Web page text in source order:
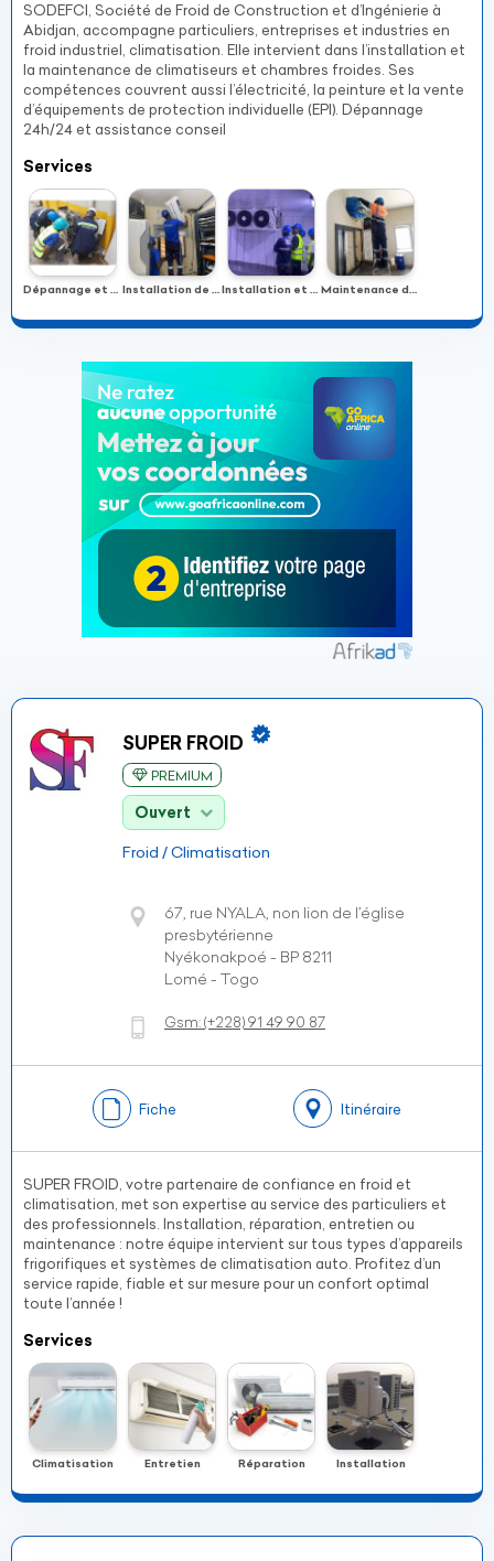
SODEFCI, Société de Froid de Construction et d’Ingénierie à
Abidjan, accompagne particuliers, entreprises et industries en
froid industriel, climatisation. Elle intervient dans l’installation et
la maintenance de climatiseurs et chambres froides. Ses
compétences couvrent aussi l’électricité, la peinture et la vente
d’équipements de protection individuelle (EPI). Dépannage
24h/24 et assistance conseil
Services
Dépannage et entretien de climatiseurs Installation de climatiseurs Installation et maintenance de chambres froides Maintenance de climatiseurs
SUPER FROID
PREMIUM
Ouvert
Froid / Climatisation
67, rue NYALA, non lion de l’église
presbytérienne
Nyékonakpoé - BP 8211
Lomé - Togo
Gsm:(+228)91 49 90 87
Fiche Itinéraire
SUPER FROID, votre partenaire de confiance en froid et
climatisation, met son expertise au service des particuliers et
des professionnels. Installation, réparation, entretien ou
maintenance : notre équipe intervient sur tous types d’appareils
frigorifiques et systèmes de climatisation auto. Profitez d’un
service rapide, fiable et sur mesure pour un confort optimal
toute l’année !
Services
Climatisation Entretien Réparation Installation